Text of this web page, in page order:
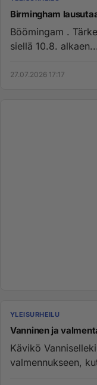
Birmingham
Böömingam .
siellä 10.8.
27.07.2026 17:17
YLEISURHEILU
Vanninen ja
Kävikö
valmennukseen,